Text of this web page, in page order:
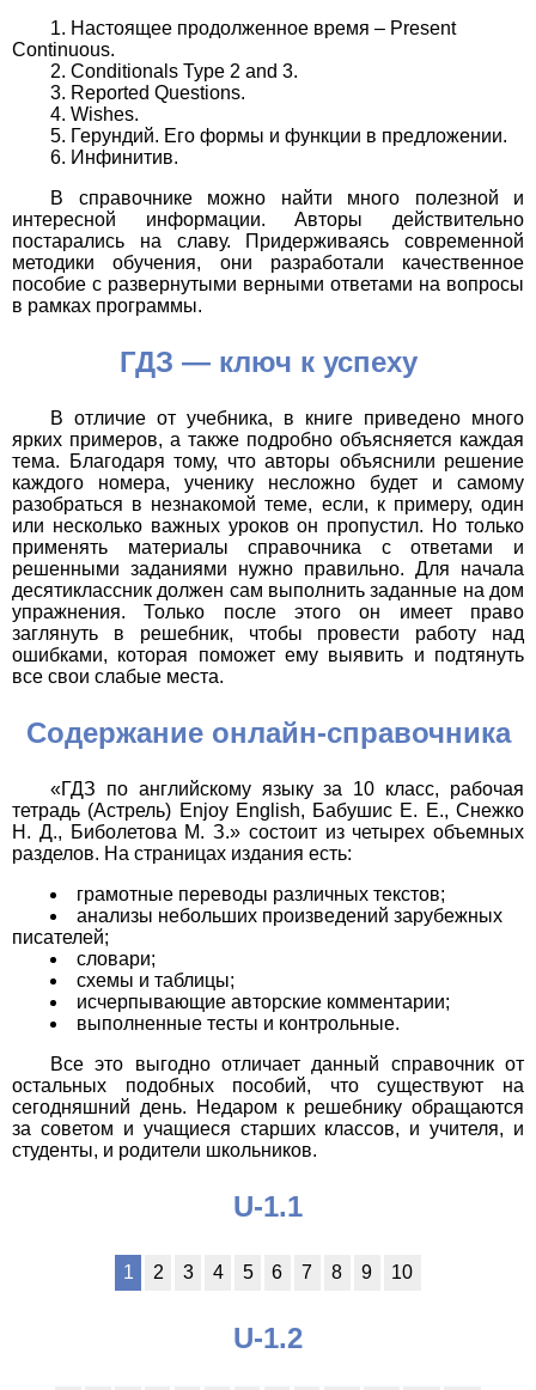
Настоящее продолженное время – Present
Continuous.
Conditionals Type 2 and 3.
Reported Questions.
Wishes.
Герундий. Его формы и функции в предложении.
Инфинитив.
В справочнике можно найти много полезной и
интересной информации. Авторы действительно
постарались на славу. Придерживаясь современной
методики обучения, они разработали качественное
пособие с развернутыми верными ответами на вопросы
в рамках программы.
ГДЗ — ключ к успеху
В отличие от учебника, в книге приведено много
ярких примеров, а также подробно объясняется каждая
тема. Благодаря тому, что авторы объяснили решение
каждого номера, ученику несложно будет и самому
разобраться в незнакомой теме, если, к примеру, один
или несколько важных уроков он пропустил. Но только
применять материалы справочника с ответами и
решенными заданиями нужно правильно. Для начала
десятиклассник должен сам выполнить заданные на дом
упражнения. Только после этого он имеет право
заглянуть в решебник, чтобы провести работу над
ошибками, которая поможет ему выявить и подтянуть
все свои слабые места.
Содержание онлайн-справочника
«ГДЗ по английскому языку за 10 класс, рабочая
тетрадь (Астрель) Enjoy English, Бабушис Е. Е., Снежко
Н. Д., Биболетова М. З.» состоит из четырех объемных
разделов. На страницах издания есть:
грамотные переводы различных текстов;
анализы небольших произведений зарубежных
писателей;
словари;
схемы и таблицы;
исчерпывающие авторские комментарии;
выполненные тесты и контрольные.
Все это выгодно отличает данный справочник от
остальных подобных пособий, что существуют на
сегодняшний день. Недаром к решебнику обращаются
за советом и учащиеся старших классов, и учителя, и
студенты, и родители школьников.
U-1.1
1 2 3 4 5 6 7 8 9 10
U-1.2